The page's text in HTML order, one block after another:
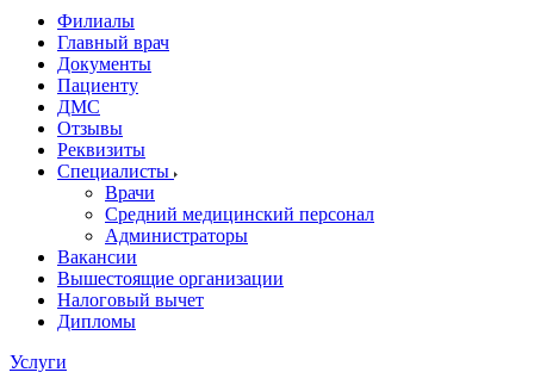
Филиалы
Главный врач
Документы
Пациенту
ДМС
Отзывы
Реквизиты
Специалисты
Врачи
Средний медицинский персонал
Администраторы
Вакансии
Вышестоящие организации
Налоговый вычет
Дипломы
Услуги